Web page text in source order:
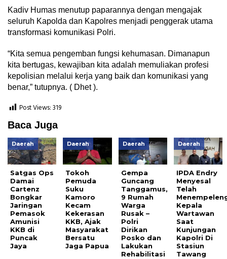
Kadiv Humas menutup paparannya dengan mengajak
seluruh Kapolda dan Kapolres menjadi penggerak utama
transformasi komunikasi Polri.
“Kita semua pengemban fungsi kehumasan. Dimanapun
kita bertugas, kewajiban kita adalah memuliakan profesi
kepolisian melalui kerja yang baik dan komunikasi yang
benar,” tutupnya. ( Dhet ).
Post Views:319
Baca Juga
Daerah
Satgas Ops
Damai
Cartenz
Bongkar
Jaringan
Pemasok
Amunisi
KKB di
Puncak
Jaya
Daerah
Tokoh
Pemuda
Suku
Kamoro
Kecam
Kekerasan
KKB, Ajak
Masyarakat
Bersatu
Jaga Papua
Daerah
Gempa
Guncang
Tanggamus,
9 Rumah
Warga
Rusak –
Polri
Dirikan
Posko dan
Lakukan
Rehabilitasi
Daerah
IPDA Endry
Menyesal
Telah
Kepala
Wartawan
Saat
Kunjungan
Kapolri Di
Stasiun
Tawang